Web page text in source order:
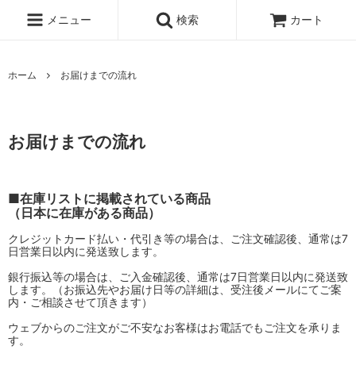
メニュー 検索 カート
ホーム お届けまでの流れ
お届けまでの流れ
■在庫リストに掲載されている商品
（日本に在庫がある商品）
クレジットカード払い・代引き等の場合は、ご注文確認後、通常は7
日営業日以内に発送致します。
銀行振込等の場合は、ご入金確認後、通常は7日営業日以内に発送致
します。（お振込先やお届け日等の詳細は、受注後メールにてご案
内・ご相談させて頂きます）
ウェブからのご注文がご不安なお客様はお電話でもご注文を承りま
す。